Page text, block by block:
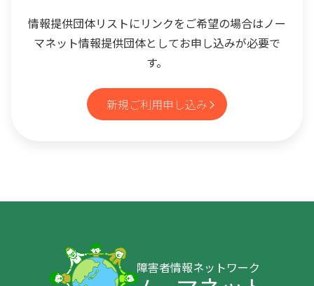
情報提供団体リストにリンクをご希望の場合はノー
マネット情報提供団体としてお申し込みが必要で
す。
新規ご利用申し込み
障害者情報ネットワーク